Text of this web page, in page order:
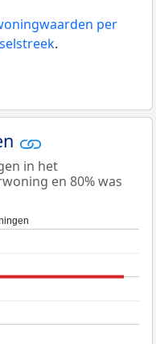
per
.
in het
en 80% was